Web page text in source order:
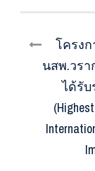
โครงก
นสพ.วร
ได้รับ